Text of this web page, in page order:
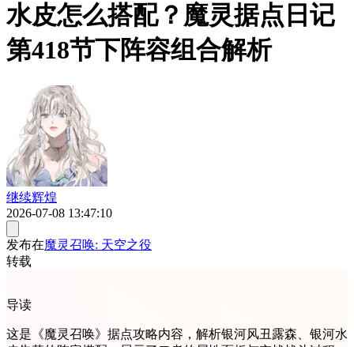
水皮怎么搭配？魔灵据点日记
第418节下阵容组合解析
继续辉煌
2026-07-08 13:47:10
发布在魔灵召唤: 天空之役
转载
导读
这是《魔灵召唤》据点攻略内容，解析银河风丑露森、银河水